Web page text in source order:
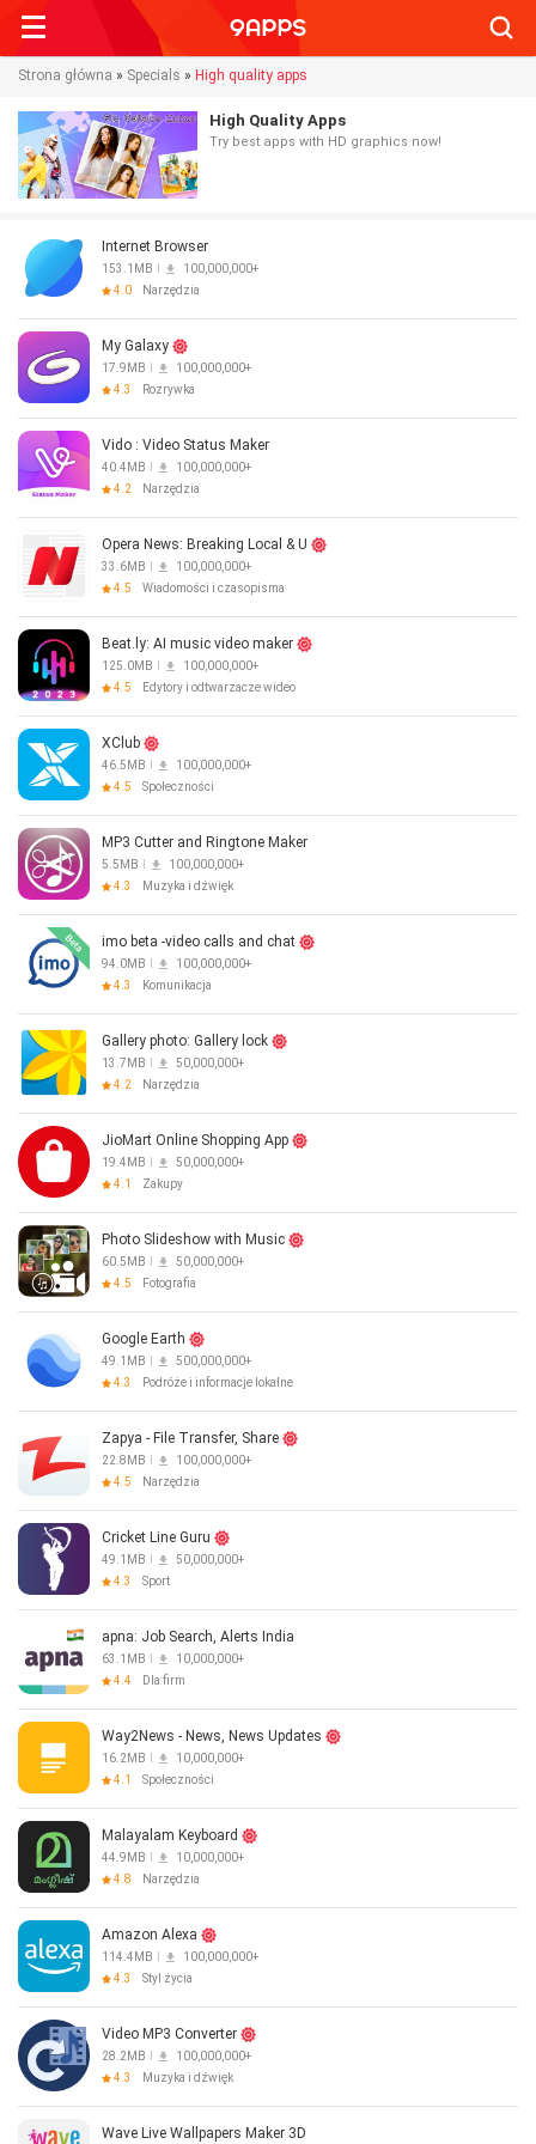
Strona główna » Specials » High quality apps
High Quality Apps
Try best apps with HD graphics now!
Internet Browser
153.1MB
100,000,000+
4.0
Narzędzia
My Galaxy
17.9MB
100,000,000+
4.3
Rozrywka
Vido : Video Status Maker
40.4MB
100,000,000+
4.2
Narzędzia
Opera News: Breaking Local & U
33.6MB
100,000,000+
4.5
Wiadomości i czasopisma
Beat.ly: AI music video maker
125.0MB
100,000,000+
4.5
Edytory i odtwarzacze wideo
XClub
46.5MB
100,000,000+
4.5
Społeczności
MP3 Cutter and Ringtone Maker
5.5MB
100,000,000+
4.3
Muzyka i dźwięk
imo beta -video calls and chat
94.0MB
100,000,000+
4.3
Komunikacja
Gallery photo: Gallery lock
13.7MB
50,000,000+
4.2
Narzędzia
JioMart Online Shopping App
19.4MB
50,000,000+
4.1
Zakupy
Photo Slideshow with Music
60.5MB
50,000,000+
4.5
Fotografia
Google Earth
49.1MB
500,000,000+
4.3
Podróże i informacje lokalne
Zapya - File Transfer, Share
22.8MB
100,000,000+
4.5
Narzędzia
Cricket Line Guru
49.1MB
50,000,000+
4.3
Sport
apna: Job Search, Alerts India
63.1MB
10,000,000+
4.4
Dla firm
Way2News - News, News Updates
16.2MB
10,000,000+
4.1
Społeczności
Malayalam Keyboard
44.9MB
10,000,000+
4.8
Narzędzia
Amazon Alexa
114.4MB
100,000,000+
4.3
Styl życia
Video MP3 Converter
28.2MB
100,000,000+
4.3
Muzyka i dźwięk
Wave Live Wallpapers Maker 3D